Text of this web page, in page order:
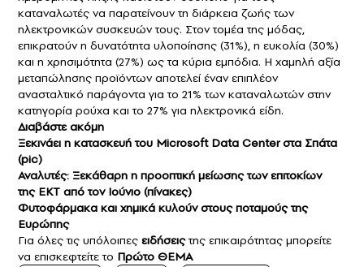
καταναλωτές να παρατείνουν τη διάρκεια ζωής των
ηλεκτρονικών συσκευών τους. Στον τομέα της μόδας,
επικρατούν η δυνατότητα υλοποίησης (31%), η ευκολία (30%)
και η χρησιμότητα (27%) ως τα κύρια εμπόδια. Η χαμηλή αξία
μεταπώλησης προϊόντων αποτελεί έναν επιπλέον
ανασταλτικό παράγοντα για το 21% των καταναλωτών στην
κατηγορία ρούχα και το 27% για ηλεκτρονικά είδη.
Διαβάστε ακόμη
Ξεκινάει η κατασκευή του Microsoft Data Center στα Σπάτα
(pic)
Αναλυτές: Ξεκάθαρη η προοπτική μείωσης των επιτοκίων
της ΕΚΤ από τον Ιούνιο (πίνακες)
Φυτοφάρμακα και χημικά κυλούν στους ποταμούς της
Ευρώπης
Για όλες τις υπόλοιπες ειδήσεις της επικαιρότητας μπορείτε
να επισκεφτείτε το Πρώτο ΘΕΜΑ